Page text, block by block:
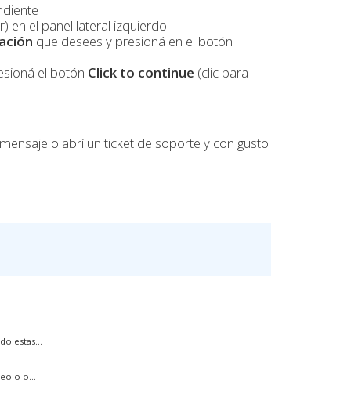
en el panel lateral izquierdo.
que desees y presioná en el botón
el botón Click to continue (clic para
o abrí un ticket de soporte y con gusto
estas...
o...